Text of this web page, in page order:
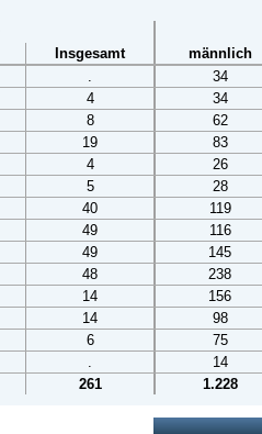
Insgesamt männlich
. 34
4 34
8 62
19 83
4 26
5 28
40 119
49 116
49 145
48 238
14 156
14 98
6 75
. 14
261 1.228